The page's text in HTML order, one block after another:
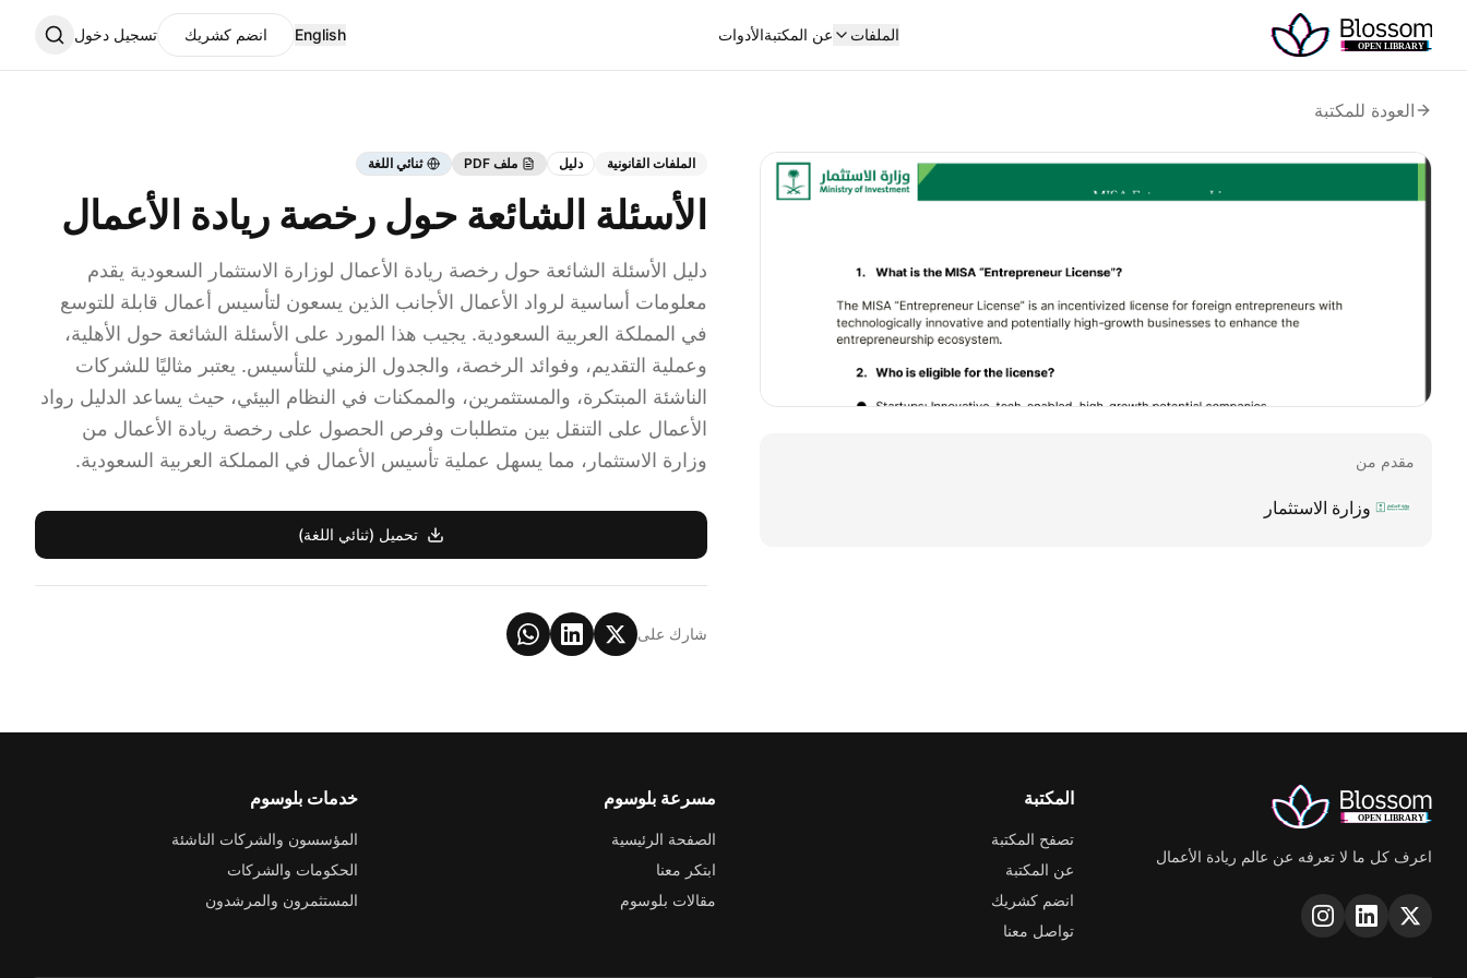
الملفات عن المكتبةالأدوات English انضم كشريك تسجيل دخول
العودة للمكتبة
مقدم من
وزارة الاستثمار
الملفات القانونية دليل ملف PDF ثنائي اللغة
الأسئلة الشائعة حول رخصة ريادة الأعمال
دليل الأسئلة الشائعة حول رخصة ريادة الأعمال لوزارة الاستثمار السعودية يقدم
معلومات أساسية لرواد الأعمال الأجانب الذين يسعون لتأسيس أعمال قابلة للتوسع
في المملكة العربية السعودية. يجيب هذا المورد على الأسئلة الشائعة حول الأهلية،
وعملية التقديم، وفوائد الرخصة، والجدول الزمني للتأسيس. يعتبر مثاليًا للشركات
الناشئة المبتكرة، والمستثمرين، والممكنات في النظام البيئي، حيث يساعد الدليل رواد
الأعمال على التنقل بين متطلبات وفرص الحصول على رخصة ريادة الأعمال من
وزارة الاستثمار، مما يسهل عملية تأسيس الأعمال في المملكة العربية السعودية.
تحميل (ثنائي اللغة)
شارك على
اعرف كل ما لا تعرفه عن عالم ريادة الأعمال
المكتبة
تصفح المكتبة
عن المكتبة
انضم كشريك
تواصل معنا
مسرعة بلوسوم
الصفحة الرئيسية
ابتكر معنا
مقالات بلوسوم
خدمات بلوسوم
المؤسسون والشركات الناشئة
الحكومات والشركات
المستثمرون والمرشدون